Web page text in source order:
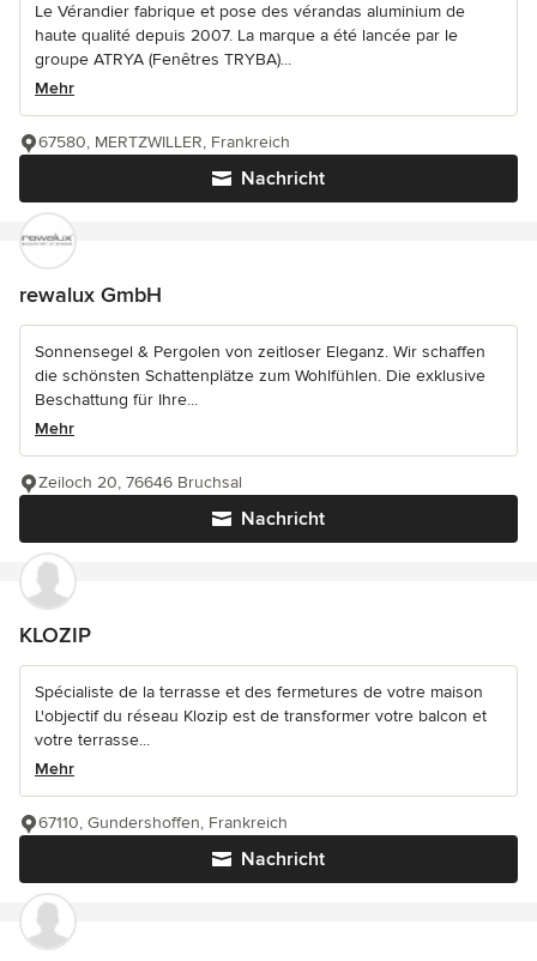
Le Vérandier fabrique et pose des vérandas aluminium de
haute qualité depuis 2007. La marque a été lancée par le
groupe ATRYA (Fenêtres TRYBA)...
Mehr
Nachricht
67580, MERTZWILLER, Frankreich
rewalux GmbH
Sonnensegel & Pergolen von zeitloser Eleganz. Wir schaffen
die schönsten Schattenplätze zum Wohlfühlen. Die exklusive
Beschattung für Ihre...
Mehr
Nachricht
Zeiloch 20, 76646 Bruchsal
KLOZIP
Spécialiste de la terrasse et des fermetures de votre maison
L'objectif du réseau Klozip est de transformer votre balcon et
votre terrasse...
Mehr
Nachricht
67110, Gundershoffen, Frankreich